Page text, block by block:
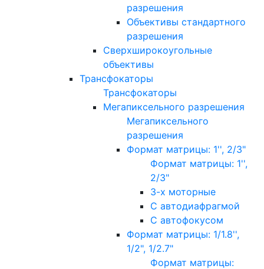
разрешения
Объективы стандартного
разрешения
Сверхширокоугольные
объективы
Трансфокаторы
Трансфокаторы
Мегапиксельного разрешения
Мегапиксельного
разрешения
Формат матрицы: 1'', 2/3"
Формат матрицы: 1'',
2/3"
3-х моторные
С автодиафрагмой
С автофокусом
Формат матрицы: 1/1.8'',
1/2", 1/2.7"
Формат матрицы: